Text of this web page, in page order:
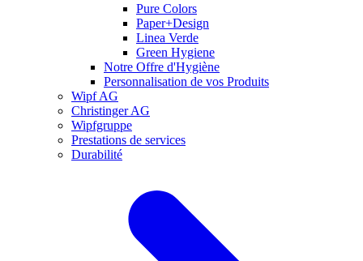
Pure Colors
Paper+Design
Linea Verde
Green Hygiene
Notre Offre d'Hygiène
Personnalisation de vos Produits
Wipf AG
Christinger AG
Wipfgruppe
Prestations de services
Durabilité